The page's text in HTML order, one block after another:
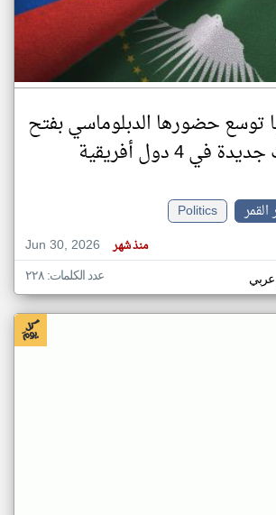
توسع حضورها الدبلوماسي بفتح
في 4 دول أفريقية
Politics
Jun 30, 2026
منذ شهر
عربي عدد الكلمات: ٢٢٨